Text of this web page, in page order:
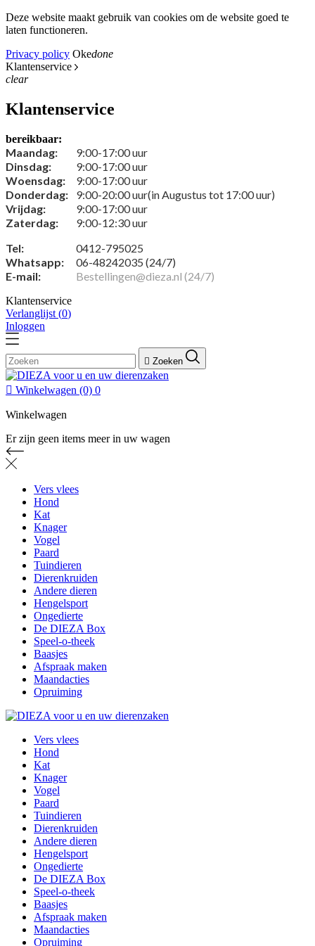
Deze website maakt gebruik van cookies om de website goed te
laten functioneren.
Privacy policy Okedone
Klantenservice
clear
Klantenservice
bereikbaar:
Maandag:
9:00-17:00 uur
Dinsdag:
9:00-17:00 uur
Woensdag:
9:00-17:00 uur
Donderdag:
9:00-20:00 uur(in Augustus tot 17:00 uur)
Vrijdag:
9:00-17:00 uur
Zaterdag:
9:00-12:30 uur
Tel:
0412-795025
Whatsapp:
06-48242035 (24/7)
E-mail:
Bestellingen@dieza.nl (24/7)
Klantenservice
Verlanglijst (0)
Inloggen
 Zoeken
 Winkelwagen (0) 0
Winkelwagen
Er zijn geen items meer in uw wagen
Vers vlees
Hond
Kat
Knager
Vogel
Paard
Tuindieren
Dierenkruiden
Andere dieren
Hengelsport
Ongedierte
De DIEZA Box
Speel-o-theek
Baasjes
Afspraak maken
Maandacties
Opruiming
Vers vlees
Hond
Kat
Knager
Vogel
Paard
Tuindieren
Dierenkruiden
Andere dieren
Hengelsport
Ongedierte
De DIEZA Box
Speel-o-theek
Baasjes
Afspraak maken
Maandacties
Opruiming